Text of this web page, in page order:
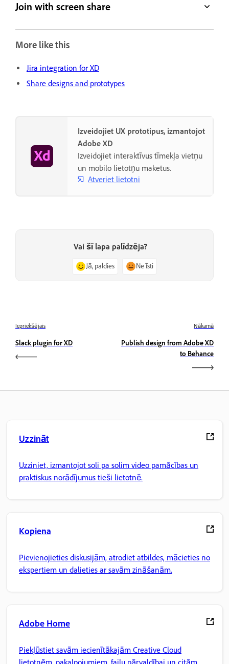
Join with screen share
More like this
Jira integration for XD
Share designs and prototypes
Izveidojiet UX prototipus, izmantojot
Adobe XD
Izveidojiet interaktīvus tīmekļa vietņu
un mobilo lietotņu maketus.
Atveriet lietotni
Vai šī lapa palīdzēja?
Jā, paldies Ne īsti
Iepriekšējais
Slack plugin for XD
Nākamā
Publish design from Adobe XD
to Behance
Uzzināt
Uzziniet, izmantojot soli pa solim video pamācības un
praktiskus norādījumus tieši lietotnē.
Kopiena
Pievienojieties diskusijām, atrodiet atbildes, mācieties no
ekspertiem un dalieties ar savām zināšanām.
Adobe Home
Piekļūstiet savām iecienītākajām Creative Cloud